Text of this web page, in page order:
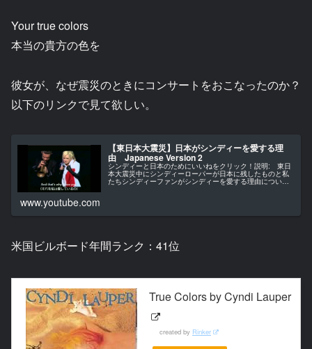
Your true colors
本当の貴方の色を
彼女が、なぜ震災のときにコンサートをおこなったのか？
以下のリンクで見て欲しい。
【東日本大震災】日本がシンディーを愛する理
由 Japanese Version 2
シンディーと日本のためにいいねをクリック！説明: 東日
本大震災中にシンディーローパーが日本に残したものと私
たちシンディーファンがシ­ンディーを愛する理由について
www.youtube.com
米国ビルボード年間ランク：41位
True Colors by Cyndi Lauper
created by Rinker